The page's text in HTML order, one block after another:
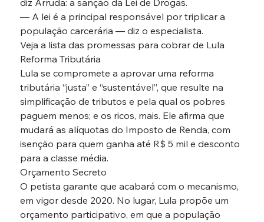
diz Arruda: a sanção da Lei de Drogas.
— A lei é a principal responsável por triplicar a
população carcerária — diz o especialista.
Veja a lista das promessas para cobrar de Lula
Reforma Tributária
Lula se compromete a aprovar uma reforma
tributária “justa” e “sustentável”, que resulte na
simplificação de tributos e pela qual os pobres
paguem menos; e os ricos, mais. Ele afirma que
mudará as alíquotas do Imposto de Renda, com
isenção para quem ganha até R$ 5 mil e desconto
para a classe média.
Orçamento Secreto
O petista garante que acabará com o mecanismo,
em vigor desde 2020. No lugar, Lula propõe um
orçamento participativo, em que a população